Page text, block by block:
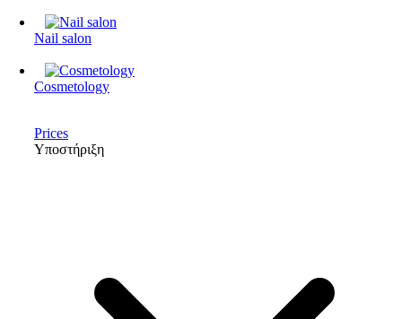
Nail salon
Cosmetology
Prices
Υποστήριξη